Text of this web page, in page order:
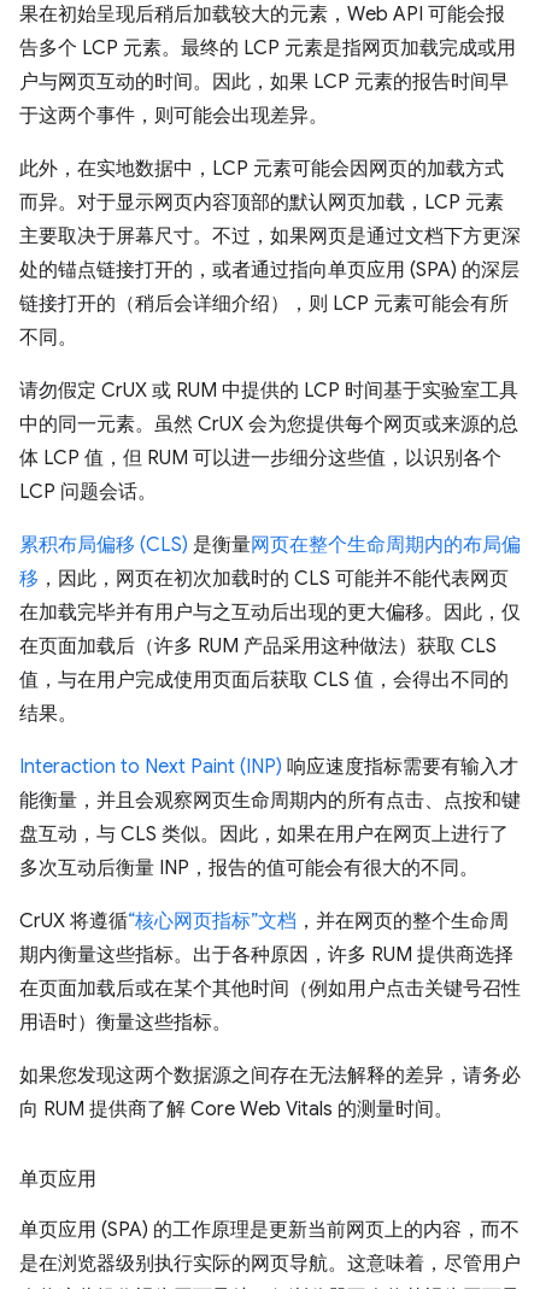
果在初始呈现后稍后加载较大的元素，Web API 可能会报
告多个 LCP 元素。最终的 LCP 元素是指网页加载完成或用
户与网页互动的时间。因此，如果 LCP 元素的报告时间早
于这两个事件，则可能会出现差异。
此外，在实地数据中，LCP 元素可能会因网页的加载方式
而异。对于显示网页内容顶部的默认网页加载，LCP 元素
主要取决于屏幕尺寸。不过，如果网页是通过文档下方更深
处的锚点链接打开的，或者通过指向单页应用 (SPA) 的深层
链接打开的（稍后会详细介绍），则 LCP 元素可能会有所
不同。
请勿假定 CrUX 或 RUM 中提供的 LCP 时间基于实验室工具
中的同一元素。虽然 CrUX 会为您提供每个网页或来源的总
体 LCP 值，但 RUM 可以进一步细分这些值，以识别各个
LCP 问题会话。
累积布局偏移 (CLS) 是衡量网页在整个生命周期内的布局偏
移 ，因此，网页在初次加载时的 CLS 可能并不能代表网页
在加载完毕并有用户与之互动后出现的更大偏移。因此，仅
在页面加载后（许多 RUM 产品采用这种做法）获取 CLS
值，与在用户完成使用页面后获取 CLS 值，会得出不同的
结果。
Interaction to Next Paint (INP) 响应速度指标需要有输入才
能衡量，并且会观察网页生命周期内的所有点击、点按和键
盘互动，与 CLS 类似。因此，如果在用户在网页上进行了
多次互动后衡量 INP，报告的值可能会有很大的不同。
CrUX 将遵循“核心网页指标”文档 ，并在网页的整个生命周
期内衡量这些指标。出于各种原因，许多 RUM 提供商选择
在页面加载后或在某个其他时间（例如用户点击关键号召性
用语时）衡量这些指标。
如果您发现这两个数据源之间存在无法解释的差异，请务必
向 RUM 提供商了解 Core Web Vitals 的测量时间。
单页应用
单页应用 (SPA) 的工作原理是更新当前网页上的内容，而不
是在浏览器级别执行实际的网页导航。这意味着，尽管用户